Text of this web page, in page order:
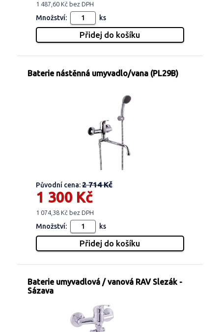
1 487,60 Kč bez DPH
Množství: ks
Baterie nástěnná umyvadlo/vana (PL29B)
Původní cena:2 714 Kč
1 300 Kč
1 074,38 Kč bez DPH
Množství: ks
Baterie umyvadlová / vanová RAV Slezák -
Sázava